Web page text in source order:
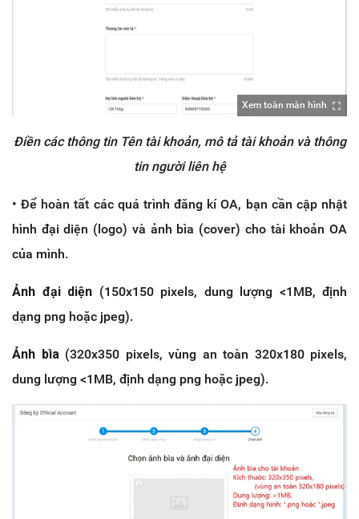
Xem toàn màn hình
Điền các thông tin Tên tài khoản, mô tả tài khoản và thông
tin người liên hệ
• Để hoàn tất các quá trình đăng kí OA, bạn cần cập nhật
hình đại diện (logo) và ảnh bìa (cover) cho tài khoản OA
của mình.
Ảnh đại diện (150x150 pixels, dung lượng <1MB, định
dạng png hoặc jpeg).
Ảnh bìa (320x350 pixels, vùng an toàn 320x180 pixels,
dung lượng <1MB, định dạng png hoặc jpeg).